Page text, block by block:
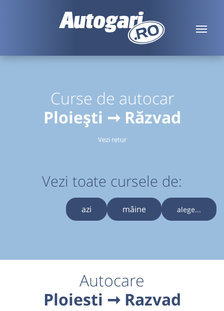
Curse de autocar
Ploiești ➞ Răzvad
Vezi retur
Vezi toate cursele de:
azi mâine alege...
Autocare
Ploiesti ➞ Razvad